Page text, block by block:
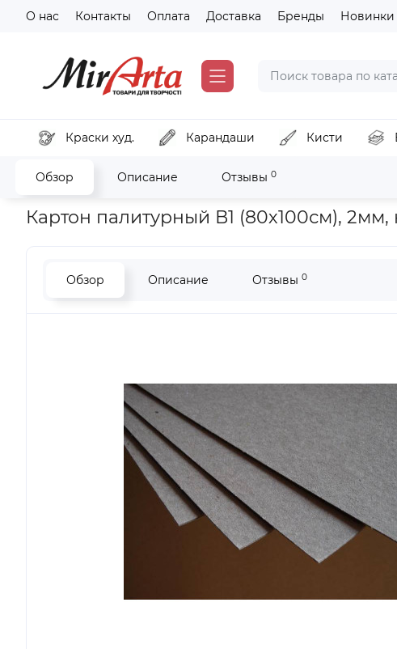
О нас Контакты Оплата Доставка Бренды Новинки
Краски худ. Карандаши Кисти
Обзор Описание Отзывы 0
Главная Бумага и картон Бумага и картон для моделирования
Картон палитурный В1 (80х100см),
Обзор Описание Отзывы 0